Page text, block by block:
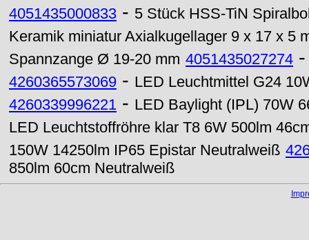
4051435000833 - 5 Stück HSS-TiN
Keramik miniatur Axialkugellager 9 x 17 x 5
Spannzange Ø 19-20 mm 4051435027274
4260365573069 - LED Leuchtmittel G24
4260339996221 - LED Baylight (IPL) 70W
LED Leuchtstoffröhre klar T8 6W 500lm
150W 14250lm IP65 Epistar Neutralweiß
850lm 60cm Neutralweiß